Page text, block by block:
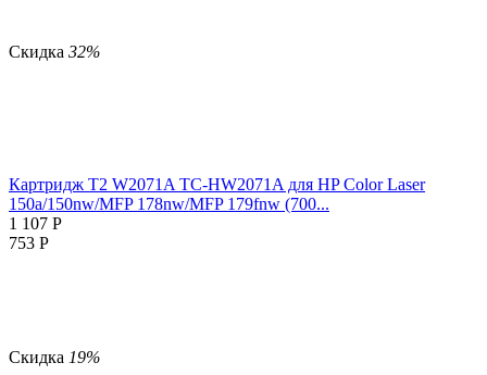
Скидка 32%
Картридж T2 W2071A TC-HW2071A для HP Color Laser
150a/150nw/MFP 178nw/MFP 179fnw (700...
1 107 Р
753 Р
Скидка 19%